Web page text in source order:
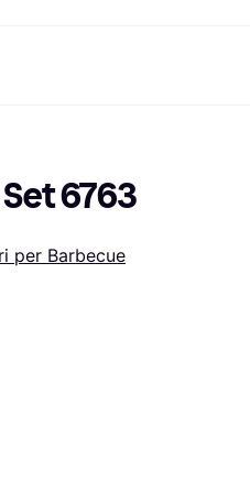
6763
per Barbecue